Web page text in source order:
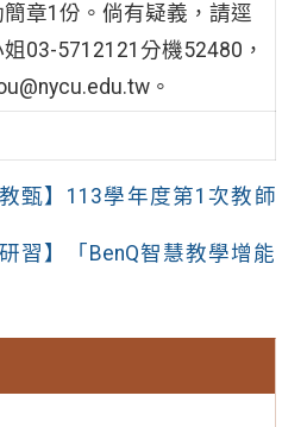
章1份。倘有疑義，請逕
03-5712121分機52480，
。
教甄】113學年度第1次教師
研習】「BenQ智慧教學增能